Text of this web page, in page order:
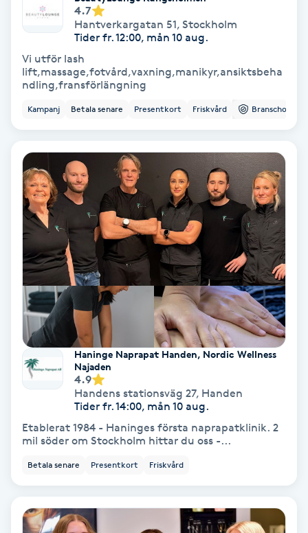
Regndroppsmassage
Reikihealing
Restorative Yoga
Rosacea
Rosenmetoden
Ryggmassage
Samtalsterapi
Senioryoga
Singelfransar
Sjukgymnastik
Skalpmassage
4.7
Hantverkargatan 51, Stockholm
Tider fr. 12:00, mån 10 aug.
Vi utför lash
lift,massage,fotvård,vaxning,manikyr,ansiktsbeha
ndling,fransförlängning
Kampanj Betala senare Presentkort Friskvård Branschorg.
Haninge Naprapat Handen, Nordic Wellness
Najaden
4.9
Handens stationsväg 27, Handen
Tider fr. 14:00, mån 10 aug.
Etablerat 1984 - Haninges första naprapatklinik. 2
mil söder om Stockholm hittar du oss -...
Betala senare Presentkort Friskvård